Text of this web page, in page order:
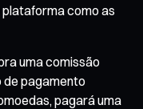
como as
uma comissão
pagamento
pagará uma